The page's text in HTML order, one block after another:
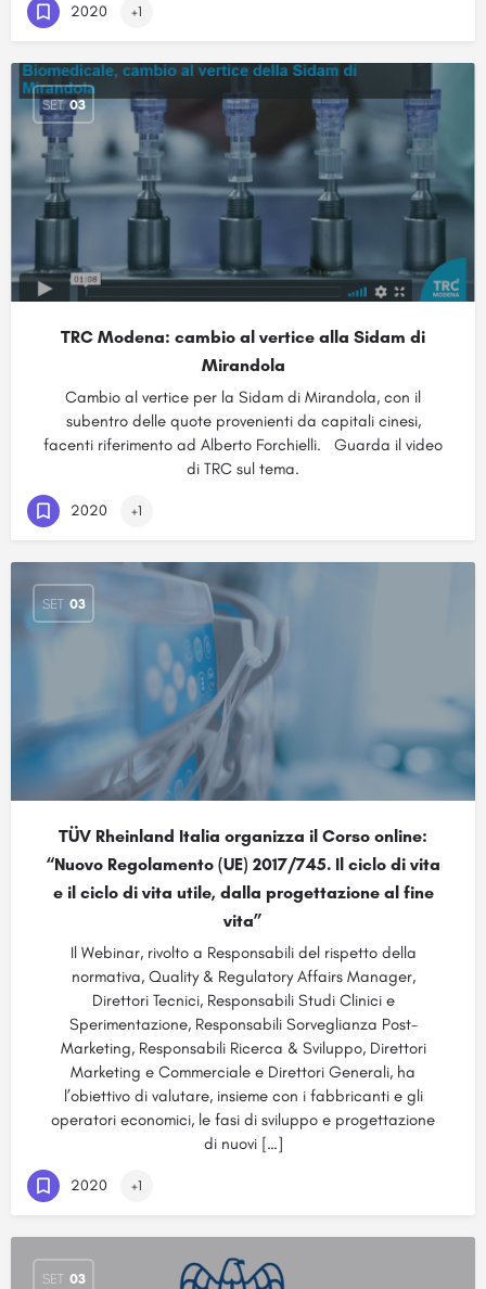
2020 +1
SET 03
TRC Modena: cambio al vertice alla Sidam di
Mirandola
Cambio al vertice per la Sidam di Mirandola, con il
subentro delle quote provenienti da capitali cinesi,
facenti riferimento ad Alberto Forchielli. Guarda il video
di TRC sul tema.
2020 +1
SET 03
TÜV Rheinland Italia organizza il Corso online:
“Nuovo Regolamento (UE) 2017/745. Il ciclo di vita
e il ciclo di vita utile, dalla progettazione al fine
vita”
Il Webinar, rivolto a Responsabili del rispetto della
normativa, Quality & Regulatory Affairs Manager,
Direttori Tecnici, Responsabili Studi Clinici e
Sperimentazione, Responsabili Sorveglianza Post-
Marketing, Responsabili Ricerca & Sviluppo, Direttori
Marketing e Commerciale e Direttori Generali, ha
l’obiettivo di valutare, insieme con i fabbricanti e gli
operatori economici, le fasi di sviluppo e progettazione
di nuovi […]
2020 +1
SET 03